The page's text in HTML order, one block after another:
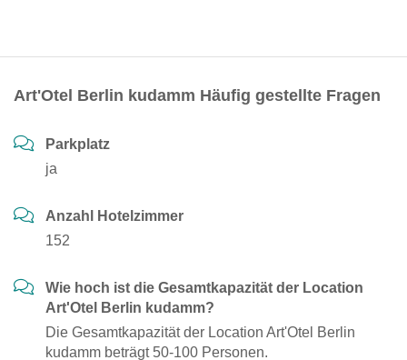
Art'Otel Berlin kudamm Häufig gestellte Fragen
Parkplatz
ja
Anzahl Hotelzimmer
152
Wie hoch ist die Gesamtkapazität der Location
Art'Otel Berlin kudamm?
Die Gesamtkapazität der Location Art'Otel Berlin
kudamm beträgt 50-100 Personen.